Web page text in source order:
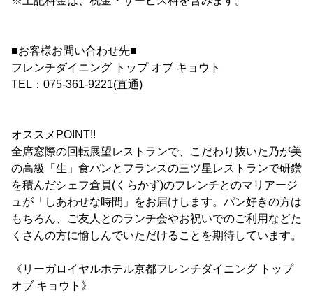
■お客様お問い合わせ先■
フレンチダイニング トップ オブ キョウト
TEL：075-361-9221(直通)
オススメPOINT!!
全席窓際の回転展望レストランで、こだわり抜いた乃が美
の高級「生」食パンとフランスの三ツ星レストランで研鑽
を積んだシェフ倉員(くらかず)のフレンチとのマリアージ
ュが「しあわせな時間」をお届けします。パン好きの方は
もちろん、ご友人とのランチ会やお祝いでのご利用などた
くさんの方に愉しんでいただけることを期待しています。
《リーガロイヤルホテル京都フレンチダイニング トップ
オブ キョウト》